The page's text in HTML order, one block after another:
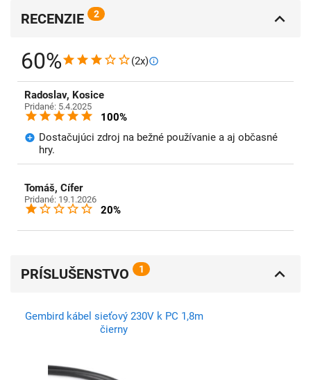
RECENZIE 2
60% (2x)
Radoslav, Kosice
Pridané: 5.4.2025
100%
Dostačujúci zdroj na bežné používanie a aj občasné
hry.
Tomáš, Cífer
Pridané: 19.1.2026
20%
PRÍSLUŠENSTVO 1
Gembird kábel sieťový 230V k PC 1,8m
čierny